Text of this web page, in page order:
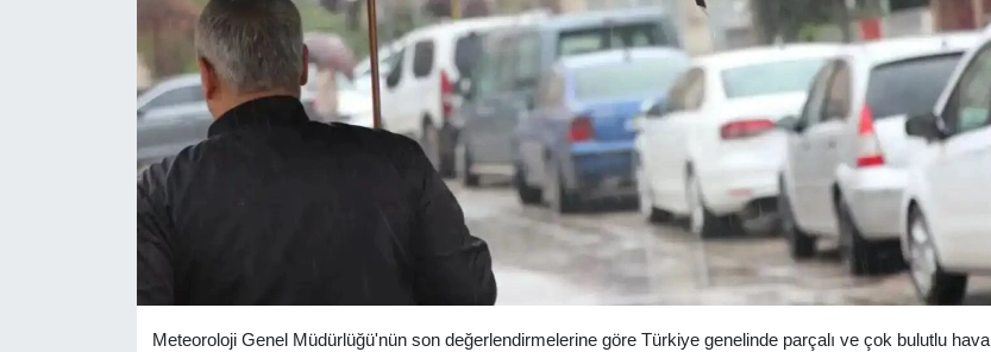
Meteoroloji Genel Müdürlüğü'nün son değerlendirmelerine göre Türkiye genelinde parçalı ve çok bulutlu hava